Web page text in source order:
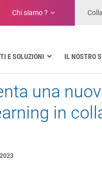
Chi siamo ?
E SOLUZIONI
critiche
militari
IL NOSTRO
una
in